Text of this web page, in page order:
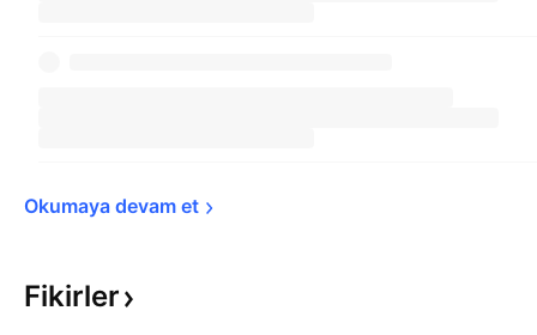
Okumaya devam et
Fikirler